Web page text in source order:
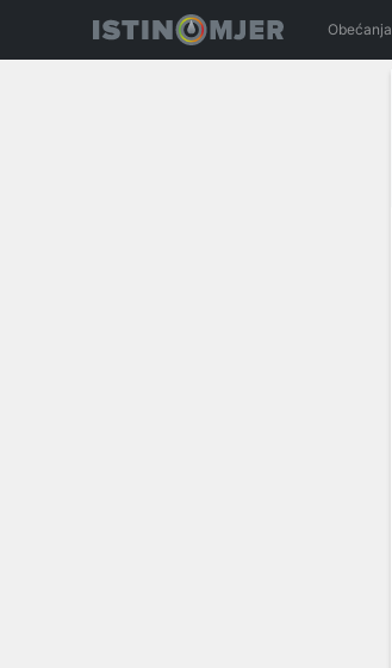
Obećanja